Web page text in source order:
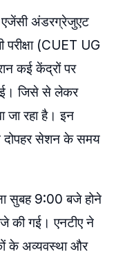
एजेंसी अंडरग्रेजुएट
परीक्षा (CUET UG
कई केंद्रों पर
जिसे से लेकर
जा रहा है। इन
दोपहर सेशन के समय
सुबह 9:00 बजे होने
की गई। एनटीए ने
के अव्यवस्था और